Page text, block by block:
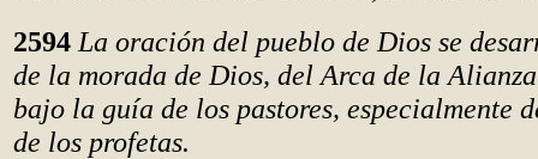
2594 La oración del pueblo de Dios se
de la morada de Dios, del Arca de la
bajo la guía de los pastores, especialmente
de los profetas.